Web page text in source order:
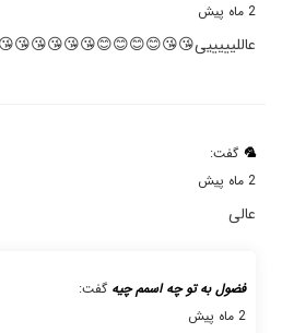
2 ماه پیش
🦜 گفت:
2 ماه پیش
عالی
فضول به تو چه اسمم چیه گفت:
2 ماه پیش